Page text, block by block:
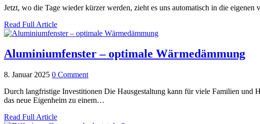
Jetzt, wo die Tage wieder kürzer werden, zieht es uns automatisch in die
Read Full Article
Aluminiumfenster – optimale Wärmedämmung
8. Januar 2025 0 Comment
Durch langfristige Investitionen Die Hausgestaltung kann für viele Familien und
das neue Eigenheim zu einem…
Read Full Article